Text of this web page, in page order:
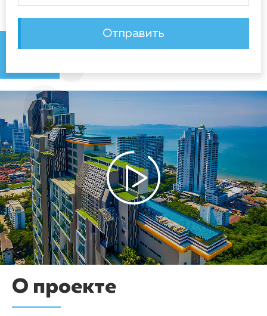
Отправить
О проекте